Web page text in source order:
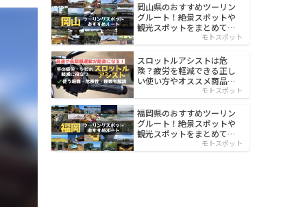
岡山県のおすすめツーリン
グルート！絶景スポットや
観光スポットをまとめて紹
モトスポット
スロットルアシストは危
険？疲労を軽減できる正し
い使い方やオススメ商品を
モトスポット
福岡県のおすすめツーリン
グルート！絶景スポットや
観光スポットをまとめて紹
モトスポット